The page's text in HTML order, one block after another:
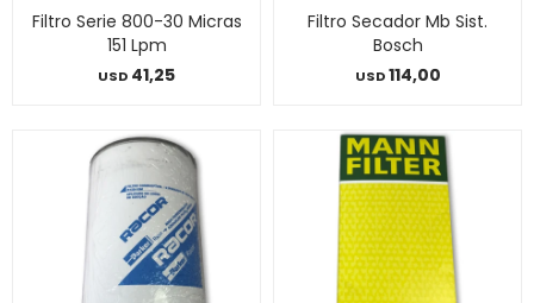
Filtro Serie 800-30 Micras
151 Lpm
USD 41,25
Filtro Secador Mb Sist.
Bosch
USD114,00